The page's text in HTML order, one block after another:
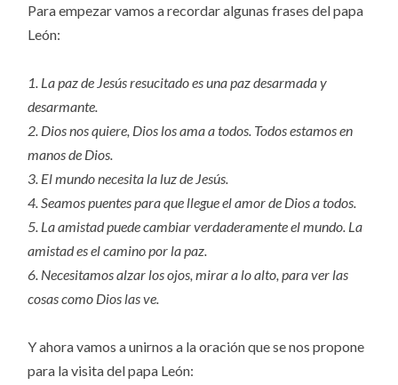
Para empezar vamos a recordar algunas frases del papa
León:
1. La paz de Jesús resucitado es una paz desarmada y
desarmante.
2. Dios nos quiere, Dios los ama a todos. Todos estamos en
manos de Dios.
3. El mundo necesita la luz de Jesús.
4. Seamos puentes para que llegue el amor de Dios a todos.
5. La amistad puede cambiar verdaderamente el mundo. La
amistad es el camino por la paz.
6. Necesitamos alzar los ojos, mirar a lo alto, para ver las
cosas como Dios las ve.
Y ahora vamos a unirnos a la oración que se nos propone
para la visita del papa León: